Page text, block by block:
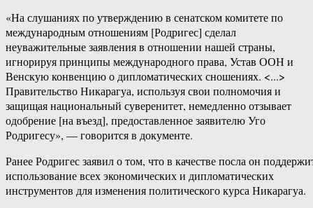
«На слушаниях по утверждению в сенатском комитете по
международным отношениям [Родригес] сделал
неуважительные заявления в отношении нашей страны,
игнорируя принципы международного права, Устав ООН и
Венскую конвенцию о дипломатических сношениях. <...>
Правительство Никарагуа, используя свои полномочия и
защищая национальный суверенитет, немедленно отзывает
одобрение [на въезд], предоставленное заявителю Уго
Родригесу», — говорится в документе.
Ранее Родригес заявил о том, что в качестве посла он
использование всех экономических и дипломатических
инструментов для изменения политического курса Никарагуа.